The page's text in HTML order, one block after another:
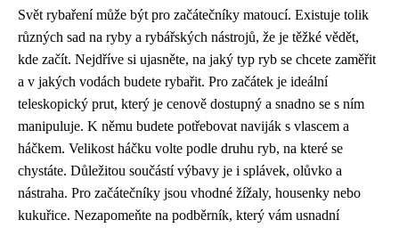
Svět rybaření může být pro začátečníky matoucí. Existuje tolik
různých sad na ryby a rybářských nástrojů, že je těžké vědět,
kde začít. Nejdříve si ujasněte, na jaký typ ryb se chcete zaměřit
a v jakých vodách budete rybařit. Pro začátek je ideální
teleskopický prut, který je cenově dostupný a snadno se s ním
manipuluje. K němu budete potřebovat naviják s vlascem a
háčkem. Velikost háčku volte podle druhu ryb, na které se
chystáte. Důležitou součástí výbavy je i splávek, olůvko a
nástraha. Pro začátečníky jsou vhodné žížaly, housenky nebo
kukuřice. Nezapomeňte na podběrník, který vám usnadní